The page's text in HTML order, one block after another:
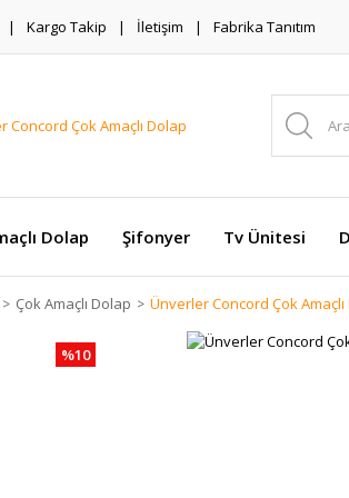
Kargo Takip İletişim Fabrika Tanıtım
Dolap Şifonyer Tv Ünitesi
Çok Amaçlı Dolap Ünverler Concord Çok Amaçlı
%10